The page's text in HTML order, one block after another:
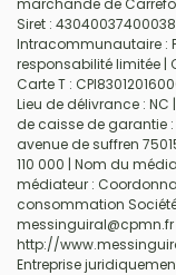
marchande de
Siret :
Intracommunautaire :
responsabilité limitée |
Carte T :
Lieu de délivrance : NC
de caisse de garantie :
avenue de suffren
110 000 | Nom du
médiateur :
consommation
messinguiral@cpmn.fr
http://
Entreprise